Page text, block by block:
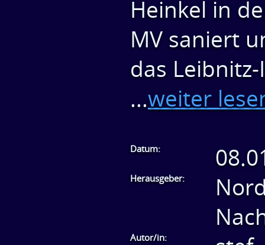
Heinkel in
MV saniert
das
...weiter
Datum:
Herausgeber:
Autor/in: